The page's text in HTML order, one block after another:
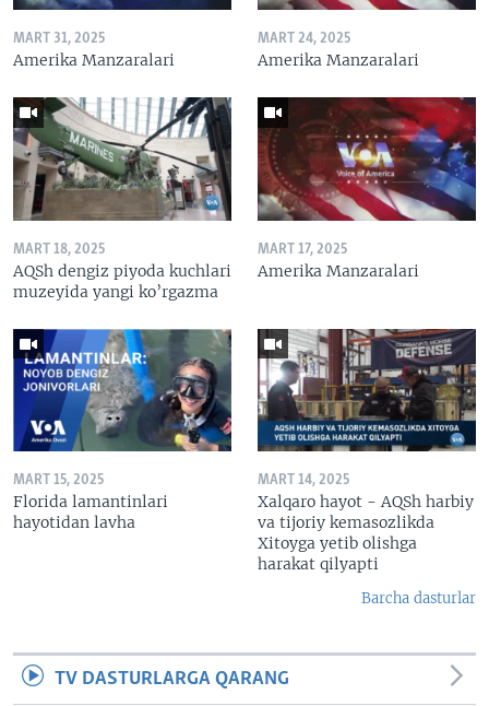
MART 31, 2025
Amerika Manzaralari
MART 24, 2025
Amerika Manzaralari
MART 18, 2025
AQSh dengiz piyoda kuchlari
muzeyida yangi ko’rgazma
MART 17, 2025
Amerika Manzaralari
MART 15, 2025
Florida lamantinlari
hayotidan lavha
MART 14, 2025
Xalqaro hayot - AQSh harbiy
va tijoriy kemasozlikda
Xitoyga yetib olishga
harakat qilyapti
Barcha dasturlar
TV DASTURLARGA QARANG